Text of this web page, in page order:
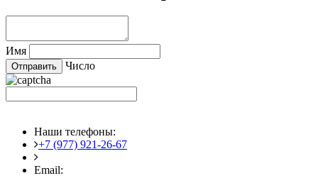
Имя
Число
Наши телефоны:
+7 (977) 921-26-67
Email: